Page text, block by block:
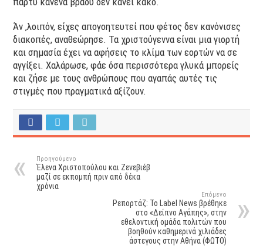
Άν ,λοιπόν, είχες απογοητευτεί που φέτος δεν κανόνισες
διακοπές, αναθεώρησε. Τα χριστούγεννα είναι μια γιορτή
και σημασία έχει να αφήσεις το κλίμα των εορτών να σε
αγγίξει. Χαλάρωσε, φάε όσα περισσότερα γλυκά μπορείς
και ζήσε με τους ανθρώπους που αγαπάς αυτές τις
στιγμές που πραγματικά αξίζουν.
Προηγούμενο
Έλενα Χριστοπούλου και Ζενεβιέβ
μαζί σε εκπομπή πριν από δέκα
χρόνια
Επόμενο
Ρεπορτάζ: To Label News βρέθηκε
στο «Δείπνο Αγάπης», στην
εθελοντική ομάδα πολιτών που
βοηθούν καθημερινά χιλιάδες
άστεγους στην Αθήνα (ΦΩΤΟ)